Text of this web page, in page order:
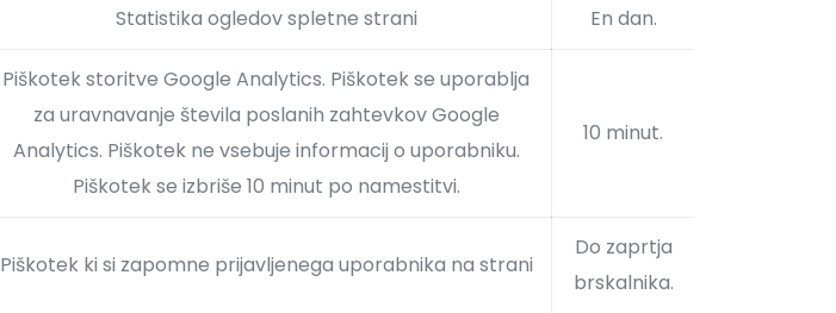
Statistika ogledov spletne strani En dan.
Piškotek storitve Google Analytics. Piškotek se uporablja
za uravnavanje števila poslanih zahtevkov Google
Analytics. Piškotek ne vsebuje informacij o uporabniku.
Piškotek se izbriše 10 minut po namestitvi.
10 minut.
Piškotek ki si zapomne prijavljenega uporabnika na strani
Do zaprtja
brskalnika.